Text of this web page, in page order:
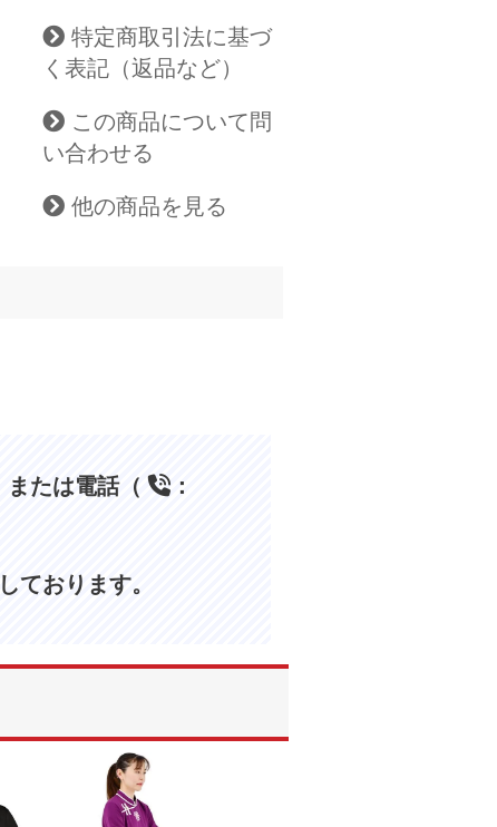
特定商取引法に基づ
く表記（返品など）
この商品について問
い合わせる
他の商品を見る
または電話（
：
ております。